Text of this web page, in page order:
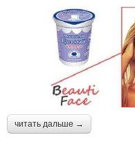
читать дальше →